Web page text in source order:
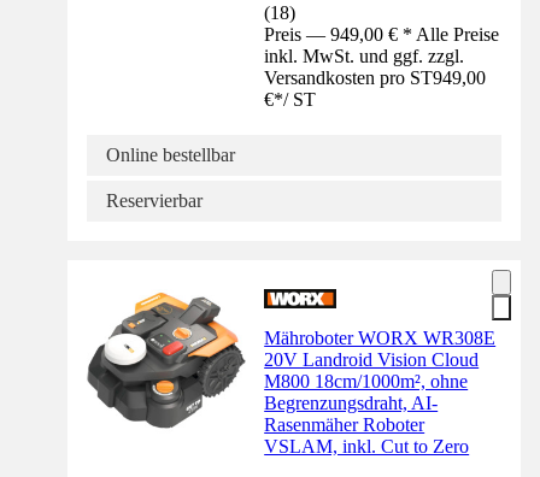
(18)
Preis — 949,00 € * Alle Preise
inkl. MwSt. und ggf. zzgl.
Versandkosten pro ST949,00
€*/ ST
Online bestellbar
Reservierbar
Mähroboter WORX WR308E
20V Landroid Vision Cloud
M800 18cm/1000m², ohne
Begrenzungsdraht, AI-
Rasenmäher Roboter
VSLAM, inkl. Cut to Zero